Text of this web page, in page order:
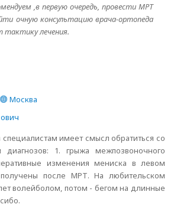
,в первую очередь, провести МРТ
очную консультацию врача-ортопеда
тактику лечения.
Москва
имеет смысл обратиться со
1. грыжа межпозвоночного
изменения мениска в левом
после МРТ. На любительском
волейболом, потом - бегом на длинные